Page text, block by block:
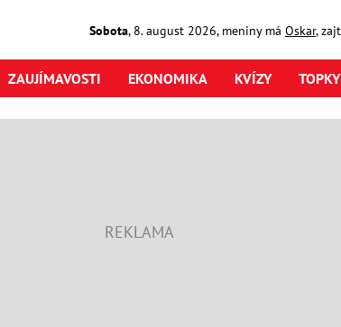
Sobota, 8. august2026, meniny má Oskar,
ZAUJÍMAVOSTI EKONOMIKA KVÍZY